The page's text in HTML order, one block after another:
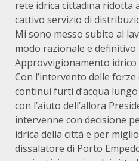
rete idrica cittadina ridotta
cattivo servizio di
Mi sono messo subito al
modo razionale e
Approvvigionamento idrico
Con l’intervento delle
continui furti d’acqua
con l’aiuto dell’allora
intervenne con decisione
idrica della città e per
dissalatore di Porto